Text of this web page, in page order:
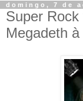
domingo, 7 de
Super
Megadeth